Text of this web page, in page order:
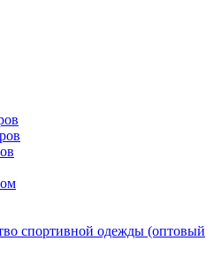
спортивной одежды (оптовый